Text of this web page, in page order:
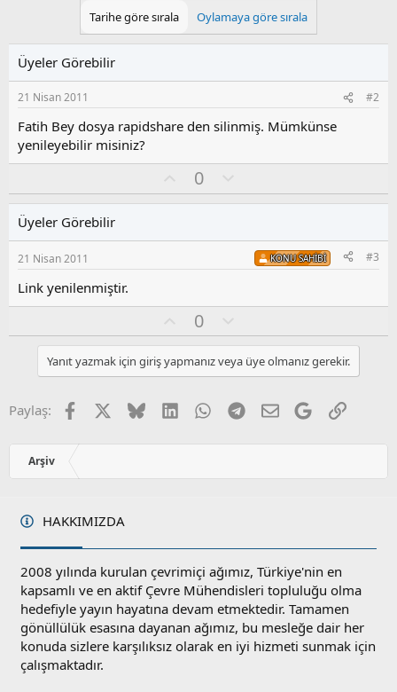
Tarihe göre sırala Oylamaya göre sırala
Üyeler Görebilir
21 Nisan 2011 #2
Fatih Bey dosya rapidshare den silinmiş. Mümkünse
yenileyebilir misiniz?
y
0
l
s
u
o
l
a
Üyeler Görebilir
21 Nisan 2011 KONU SAHIBI #3
Link yenilenmiştir.
y
l
a
0
l
u
m
u
z
o
l
Yanıt yazmak için giriş yapmanız veya üye olmanız gerekir.
Paylaş: Facebook BlueskyLinkedInWhatsApp
Telegram
E-postaGoogleLink
Arşiv
HAKKIMIZDA
2008 yılında kurulan çevrimiçi ağımız, Türkiye'nin en
kapsamlı ve en aktif Çevre Mühendisleri topluluğu olma
hedefiyle yayın hayatına devam etmektedir. Tamamen
gönüllülük esasına dayanan ağımız, bu mesleğe dair her
konuda sizlere karşılıksız olarak en iyi hizmeti sunmak için
çalışmaktadır.